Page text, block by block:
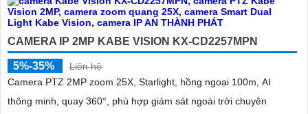
CAMERA IP 2MP KABE VISION KX-CD2257MPN
5%-35%
Liên hệ
Camera PTZ 2MP zoom 25X, Starlight, hồng ngoại 100m, AI
thông minh, quay 360°, phù hợp giám sát ngoài trời chuyên